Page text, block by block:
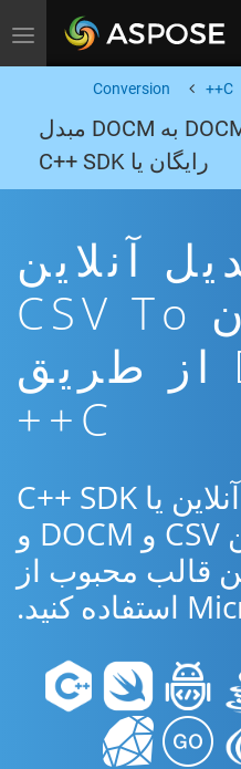
Toggle navigation
C++
Conversion
تبدیل اکسل بهDOCM، CSV به DOCM مبدل
رایگان یا C++ SDK
آنلاین
رایگان CSV To
DOCM از طریق
C++
از برنامه رایگان آنلاین یا C++ SDK
برای تبدیل بین CSV و DOCM و
قالب محبوب از